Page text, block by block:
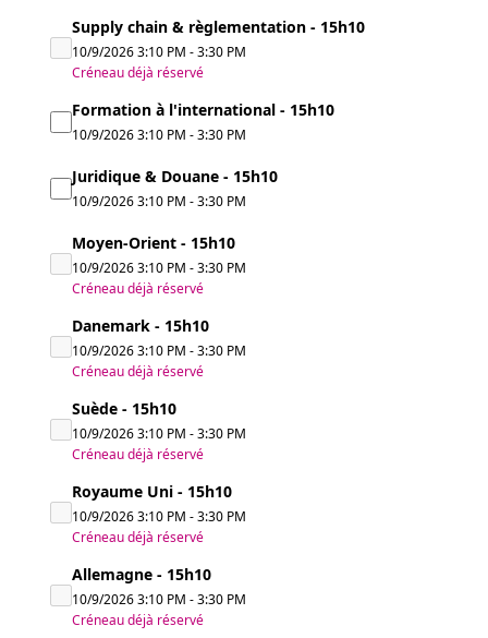
Supply chain & règlementation - 15h10
10/9/20263:10 PM -3:30 PM
Créneau déjà réservé
Formation à l'international - 15h10
10/9/20263:10 PM -3:30 PM
Juridique & Douane - 15h10
10/9/20263:10 PM -3:30 PM
Moyen-Orient - 15h10
10/9/20263:10 PM -3:30 PM
Créneau déjà réservé
Danemark - 15h10
10/9/20263:10 PM -3:30 PM
Créneau déjà réservé
Suède - 15h10
10/9/20263:10 PM -3:30 PM
Créneau déjà réservé
Royaume Uni - 15h10
10/9/20263:10 PM -3:30 PM
Créneau déjà réservé
Allemagne - 15h10
10/9/20263:10 PM -3:30 PM
Créneau déjà réservé